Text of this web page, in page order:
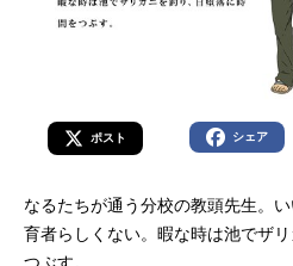
ポスト シェア
なるたちが通う分校の教頭先生。
育者らしくない。暇な時は池でザ